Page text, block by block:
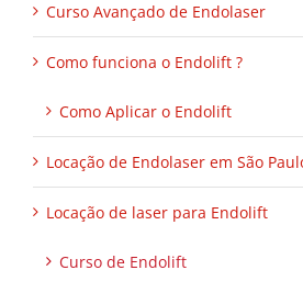
Curso Avançado de Endolaser
Como funciona o Endolift ?
Como Aplicar o Endolift
Locação de Endolaser em São
Locação de laser para Endolift
Curso de Endolift